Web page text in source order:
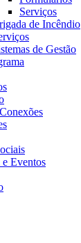
Serviços
de Incêndio
de Gestão
Eventos